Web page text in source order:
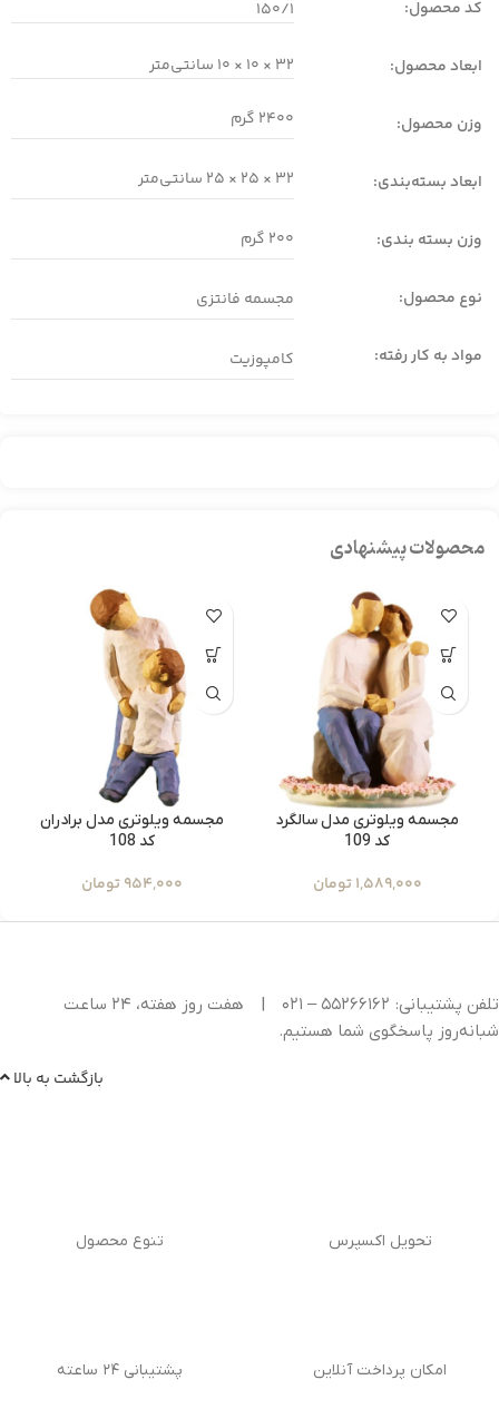
کد محصول:
ابعاد محصول:
وزن محصول:
ابعاد بسته‌بندی:
وزن بسته بندی:
نوع محصول:
مواد به کار رفته:
150/1
32 × 10 × 10 سانتی‌متر
2400 گرم
32 × 25 × 25 سانتی‌متر
200 گرم
مجسمه فانتزی
کامپوزیت
محصولات پیشنهادی
مجسمه ویلوتری مدل سالگرد
کد 109
1,589,000 تومان
مجسمه ویلوتری مدل برادران
کد 108
954,000تومان
تلفن پشتیبانی: ۵۵۲۶۶۱۶۲ – ۰۲۱ |
هفت روز هفته، ۲۴ ساعت
شبانه‌روز پاسخگوی شما هستیم.
بازگشت به بالا
تحویل اکسپرس تنوع محصول
امکان پرداخت آنلاین پشتیبانی ۲۴ ساعته